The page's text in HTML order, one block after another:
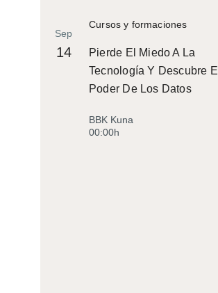
Cursos y formaciones
Sep
14
Pierde El Miedo A La
Tecnología Y Descubre El
Poder De Los Datos
BBK Kuna
00:00h